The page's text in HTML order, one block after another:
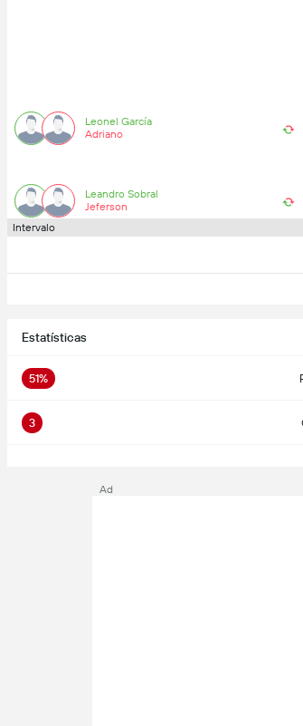
Leonel García
Adriano
Leandro Sobral
Jeferson
Intervalo
Estatísticas
51%
3
Ad